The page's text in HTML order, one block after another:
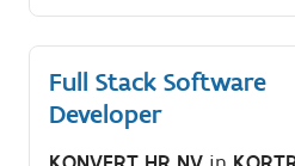
maatschappij. Tal van
sportieve, culturele en/of
Full Stack Software
Developer